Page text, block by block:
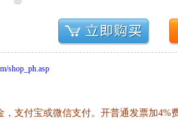
shop_ph.asp
支付宝或微信支付。开普通发票加4%费